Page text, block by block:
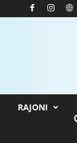
RAJONI